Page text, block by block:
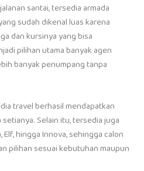
santai, tersedia armada
sudah dikenal luas karena
dan kursinya yang bisa
pilihan utama banyak agen
banyak penumpang tanpa
travel berhasil mendapatkan
Selain itu, tersedia juga
hingga Innova, sehingga calon
pilihan sesuai kebutuhan maupun